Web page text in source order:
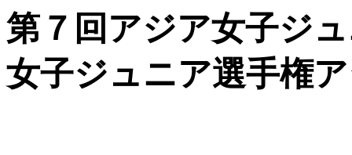
第７回アジア女子ジ
女子ジュニア選手権